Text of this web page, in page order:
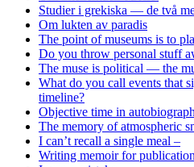
Studier i grekiska — de två
Om lukten av paradis
The point of museums is to
Do you throw personal stuff
The muse is political — the
What do you call events that
timeline?
Objective time in
The memory of atmospheric
I can’t recall a single meal –
Writing memoir for